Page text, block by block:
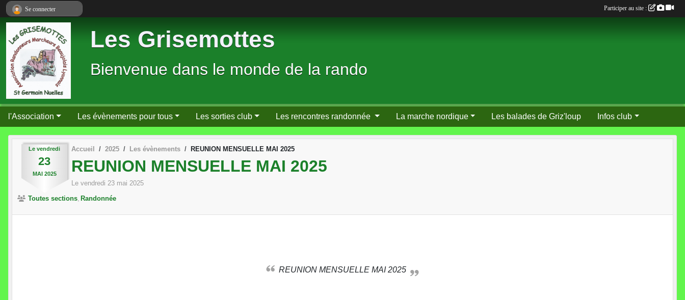
Les Grisemottes
Bienvenue dans le monde de la rando
l'Association Les évènements pour tous Les sorties club Les rencontres randonnée La marche nordique Les balades de Griz'loup Infos club
Le vendredi
23
MAI 2025
Accueil 2025 Les évènements REUNION MENSUELLE MAI 2025
REUNION MENSUELLE MAI 2025
Le vendredi 23 mai 2025
Toutes sections Randonnée
REUNION MENSUELLE MAI 2025
Se connecter Participer au site :
Panneau de gestion des cookies